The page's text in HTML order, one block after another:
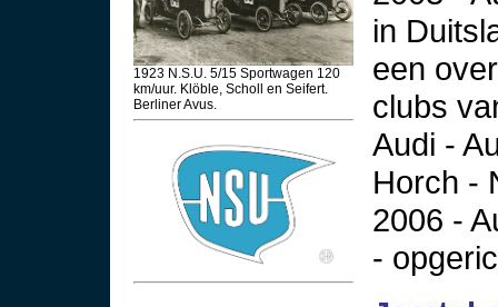
1923 N.S.U. 5/15 Sportwagen 120
km/uur. Klöble, Scholl en Seifert.
Berliner Avus.
in
een
clubs
Audi -
Horch -
2006 -
-